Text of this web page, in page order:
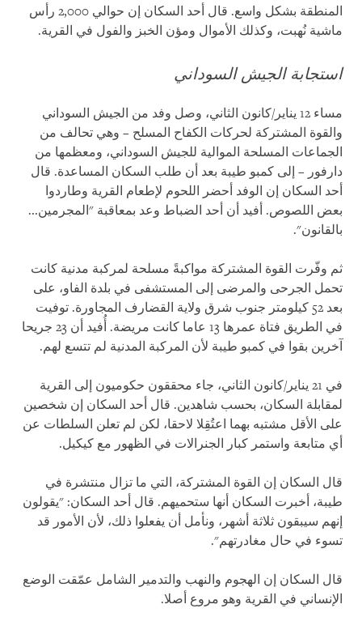
المنطقة بشكل واسع. قال أحد السكان إن حوالي 2,000 رأس
ماشية نُهبت، وكذلك الأموال ومؤن الخبز والفول في القرية.
استجابة الجيش السوداني
مساء 12 يناير/كانون الثاني، وصل وفد من الجيش السوداني
والقوة المشتركة لحركات الكفاح المسلح – وهي تحالف من
الجماعات المسلحة الموالية للجيش السوداني، ومعظمها من
دارفور – إلى كمبو طيبة بعد أن طلب السكان المساعدة. قال
أحد السكان إن الوفد أحضر اللحوم لإطعام القرية وطاردوا
بعض اللصوص. أفيد أن أحد الضباط وعد بمعاقبة "المجرمين...
بالقانون".
ثم وفّرت القوة المشتركة مواكبةً مسلحة لمركبة مدنية كانت
تحمل الجرحى والمرضى إلى المستشفى في بلدة الفاو، على
بعد 52 كيلومتر جنوب شرق ولاية القضارف المجاورة. توفيت
في الطريق فتاة عمرها 13 عاما كانت مريضة. أُفيد أن 23 جريحا
آخرين بقوا في كمبو طيبة لأن المركبة المدنية لم تتسع لهم.
في 21 يناير/كانون الثاني، جاء محققون حكوميون إلى القرية
لمقابلة السكان، بحسب شاهدين. قال أحد السكان إن شخصين
على الأقل مشتبه بهما اعتُقِلا لاحقا، لكن لم تعلن السلطات عن
أي متابعة واستمر كبار الجنرالات في الظهور مع كيكيل.
قال السكان إن القوة المشتركة، التي ما تزال منتشرة في
طيبة، أخبرت السكان أنها ستحميهم. قال أحد السكان: "يقولون
إنهم سيبقون ثلاثة أشهر، ونأمل أن يفعلوا ذلك، لأن الأمور قد
تسوء في حال مغادرتهم".
قال السكان إن الهجوم والنهب والتدمير الشامل عمّقت الوضع
الإنساني في القرية وهو مروع أصلا.